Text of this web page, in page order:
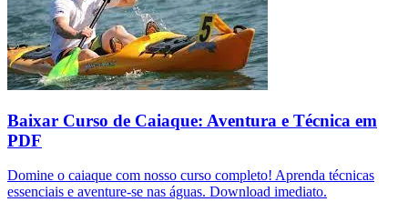
Baixar Curso de Caiaque: Aventura e Técnica em
PDF
Domine o caiaque com nosso curso completo! Aprenda técnicas
essenciais e aventure-se nas águas. Download imediato.